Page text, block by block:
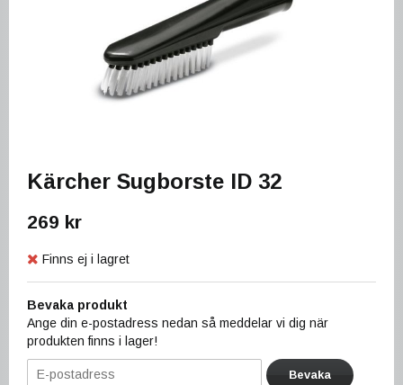
Kärcher Sugborste ID 32
269 kr
Finns ej i lagret
Bevaka produkt
Ange din e-postadress nedan så meddelar vi dig när
produkten finns i lager!
Bevaka